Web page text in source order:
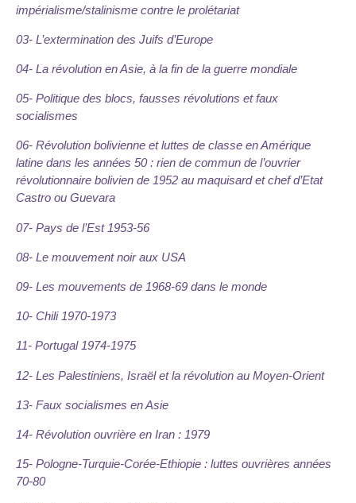
impérialisme/stalinisme contre le prolétariat
03- L’extermination des Juifs d’Europe
04- La révolution en Asie, à la fin de la guerre mondiale
05- Politique des blocs, fausses révolutions et faux
socialismes
06- Révolution bolivienne et luttes de classe en Amérique
latine dans les années 50 : rien de commun de l’ouvrier
révolutionnaire bolivien de 1952 au maquisard et chef d’Etat
Castro ou Guevara
07- Pays de l’Est 1953-56
08- Le mouvement noir aux USA
09- Les mouvements de 1968-69 dans le monde
10- Chili 1970-1973
11- Portugal 1974-1975
12- Les Palestiniens, Israël et la révolution au Moyen-Orient
13- Faux socialismes en Asie
14- Révolution ouvrière en Iran : 1979
15- Pologne-Turquie-Corée-Ethiopie : luttes ouvrières années
70-80